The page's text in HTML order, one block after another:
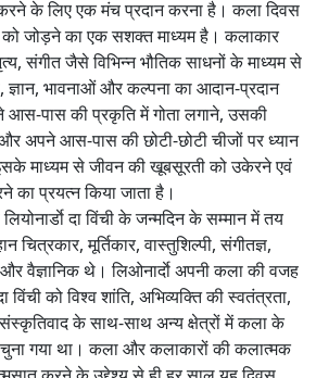
करने के लिए एक मंच प्रदान करना है। कला दिवस
को जोड़ने का एक सशक्त माध्यम है। कलाकार
संगीत जैसे विभिन्न भौतिक साधनों के माध्यम से
ज्ञान, भावनाओं और कल्पना का आदान-प्रदान
पास की प्रकृति में गोता लगाने, उसकी
अपने आस-पास की छोटी-छोटी चीजों पर ध्यान
माध्यम से जीवन की खूबसूरती को उकेरने एवं
का प्रयत्न किया जाता है।
दा विंची के जन्मदिन के सम्मान में तय
चित्रकार, मूर्तिकार, वास्तुशिल्पी, संगीतज्ञ,
वैज्ञानिक थे। लिओनार्दाे अपनी कला की वजह
को विश्व शांति, अभिव्यक्ति की स्वतंत्रता,
के साथ-साथ अन्य क्षेत्रों में कला के
गया था। कला और कलाकारों की कलात्मक